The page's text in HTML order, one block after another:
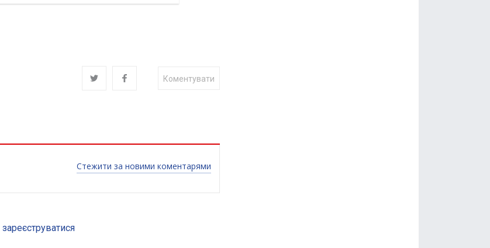
Коментувати
Стежити за новими коментарями
зареєструватися